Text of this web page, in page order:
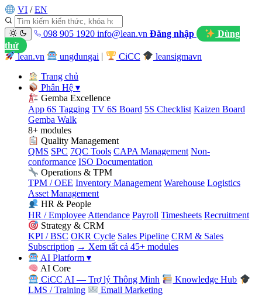
VI / EN
098 905 1920 info@lean.vn Đăng nhập
Dùng
thử
lean.vn
ungdungai CiCC leansigmavn
Trang chủ
Phân Hệ▾
Gemba Excellence
App 6S Tagging TV 6S Board 5S Checklist Kaizen Board
Gemba Walk
8+ modules
Quality Management
QMS SPC 7QC Tools CAPA Management Non-
conformance ISO Documentation
Operations & TPM
TPM / OEE Inventory Management Warehouse Logistics
Asset Management
HR & People
HR / Employee Attendance Payroll Timesheets Recruitment
Strategy & CRM
KPI / BSC OKR Cycle Sales Pipeline CRM & Sales
Subscription → Xem tất cả 45+ modules
AI Platform▾
AI Core
CiCC AI — Trợ lý Thông Minh
Knowledge Hub
LMS / Training
Email Marketing